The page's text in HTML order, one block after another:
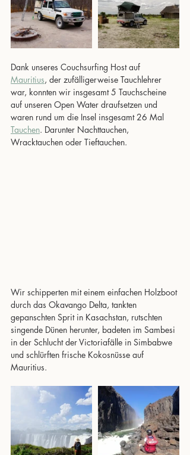
Dank unseres Couchsurfing Host auf
Mauritius, der zufälligerweise Tauchlehrer
war, konnten wir insgesamt 5 Tauchscheine
auf unseren Open Water draufsetzen und
waren rund um die Insel insgesamt 26 Mal
Tauchen. Darunter Nachttauchen,
Wracktauchen oder Tieftauchen.
Wir schipperten mit einem einfachen Holzboot
durch das Okavango Delta, tankten
gepanschten Sprit in Kasachstan, rutschten
singende Dünen herunter, badeten im Sambesi
in der Schlucht der Victoriafälle in Simbabwe
und schlürften frische Kokosnüsse auf
Mauritius.